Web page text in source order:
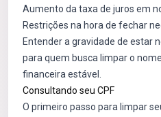
Aumento da taxa de juros em
Restrições na hora de fechar
Entender a gravidade de estar
para quem busca limpar o
financeira estável.
Consultando seu CPF
O primeiro passo para limpar